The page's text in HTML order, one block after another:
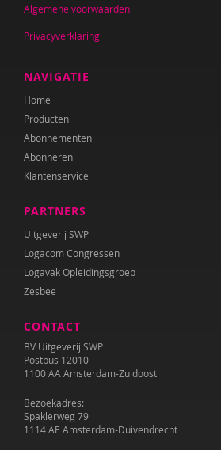
Algemene voorwaarden
Privacyverklaring
NAVIGATIE
Home
Producten
Abonnementen
Abonneren
Klantenservice
PARTNERS
Uitgeverij SWP
Logacom Congressen
Logavak Opleidingsgroep
Zesbee
CONTACT
BV Uitgeverij SWP
Postbus 12010
1100 AA Amsterdam-Zuidoost
Bezoekadres:
Spaklerweg 79
1114 AE Amsterdam-Duivendrecht